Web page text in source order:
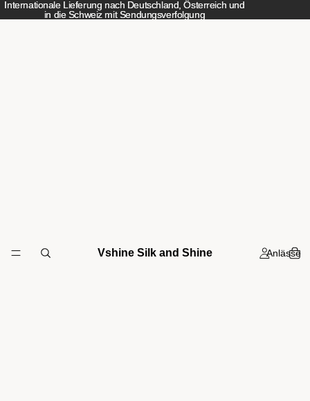
Internationale Lieferung nach Deutschland, Österreich und
in die Schweiz mit Sendungsverfolgung
Internationale Lieferung nach Deutschland, Österreich und
in die Schweiz mit Sendungsverfolgung
Vshine Silk and Shine Anlässe